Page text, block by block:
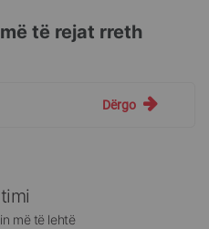
të rejat rreth
Dërgo
më të lehtë